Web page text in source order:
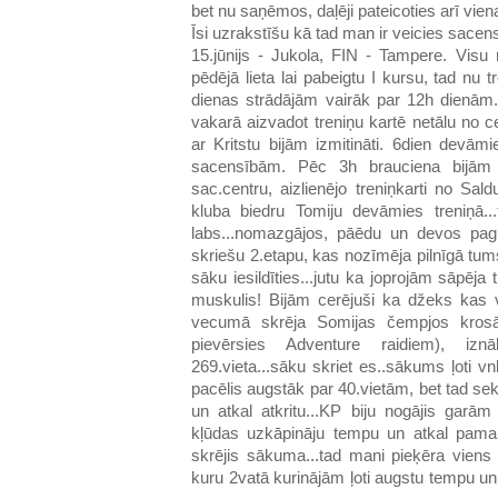
bet nu saņēmos, daļēji pateicoties arī
Īsi uzrakstīšu kā tad man ir veicies
15.jūnijs - Jukola, FIN - Tampere. Visu
pēdējā lieta lai pabeigtu I kursu, tad nu
dienas strādājām vairāk par 12h
vakarā aizvadot treniņu kartē netālu no
ar Kritstu bijām izmitināti. 6dien
sacensībām. Pēc 3h brauciena bijām
sac.centru, aizlienējo treniņkarti no
kluba biedru Tomiju devāmies
labs...nomazgājos, pāēdu un devos
skriešu 2.etapu, kas nozīmēja pilnīgā
sāku iesildīties...jutu ka joprojām sāpēja
muskulis! Bijām cerējuši ka džeks kas
vecumā skrēja Somijas čempjos
pievērsies Adventure raidiem),
269.vieta...sāku skriet es..sākums ļoti
pacēlis augstāk par 40.vietām, bet tad
un atkal atkritu...KP biju nogājis
kļūdas uzkāpināju tempu un atkal
skrējis sākuma...tad mani pieķēra
kuru 2vatā kurinājām ļoti augstu tempu